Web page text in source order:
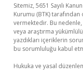
Sitemiz, 5651 Sayılı
Kurumu (BTK) tarafından
vermektedir. Bu
veya araştırma
yazdıkları içeriklerin
bu sorumluluğu kabul
Hukuka ve yasal